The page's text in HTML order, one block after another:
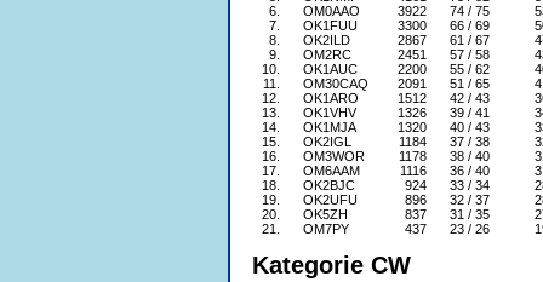
6.
OM0AAO 3922 74 / 75
7.
OK1FUU 3300 66 / 69
8.
OK2ILD 2867 61 / 67
9.
OM2RC 2451 57 / 58
10.
OK1AUC 2200 55 / 62
11.
OM30CAQ 2091 51 / 65
12.
OK1ARO 1512 42 / 43
13.
OK1VHV 1326 39 / 41
14.
OK1MJA 1320 40 / 43
15.
OK2IGL 1184 37 / 38
16.
OM3WOR 1178 38 / 40
17.
OM6AAM 1116 36 / 40
18.
OK2BJC 924 33 / 34
19.
OK2UFU 896 32 / 37
20.
OK5ZH 837 31 / 35
21.
OM7PY 437 23 / 26
Kategorie CW